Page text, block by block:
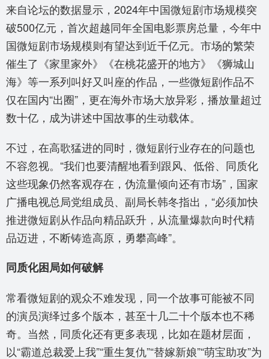
来自论坛的数据显示，2024年中国微短剧市场规模突
破500亿元，首次超越同年全国电影票房总量，今年中
国微短剧市场规模则有望达到近千亿元。市场的繁荣
催生了《家里家外》《在桃花盛开的地方》《狮城山
海》等一系列叫好又叫座的作品，一些微短剧作品不
仅在国内“出圈”，更在海外市场大放异彩，播放量超过
数十亿，成为讲述中国故事的生动载体。
不过，在高歌猛进的同时，微短剧行业存在的问题也
不容忽视。“我们也要清醒地看到跟风、低俗、同质化
这些现象仍然客观存在，伪流量倾向还有市场”，国家
广播电视总局党组成员、副局长韩冬指出，“必须加快
推进微短剧从作品向精品跃升，从流量爆款向时代精
品迈进，不断铸造高原，勇攀高峰”。
同质化困局如何破解
常看微短剧的观众不难发现，同一个故事可能被不同
的演员演绎过多个版本，甚至十几二十个版本也不稀
奇。当然，同质化还有更多表现，比如在题材层面，
以“霸道总裁爱上我”“重生复仇”“替嫁新娘”“萌宝助攻”为